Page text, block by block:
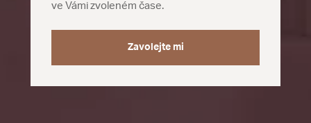
ve Vámi zvoleném čase.
Zavolejte mi